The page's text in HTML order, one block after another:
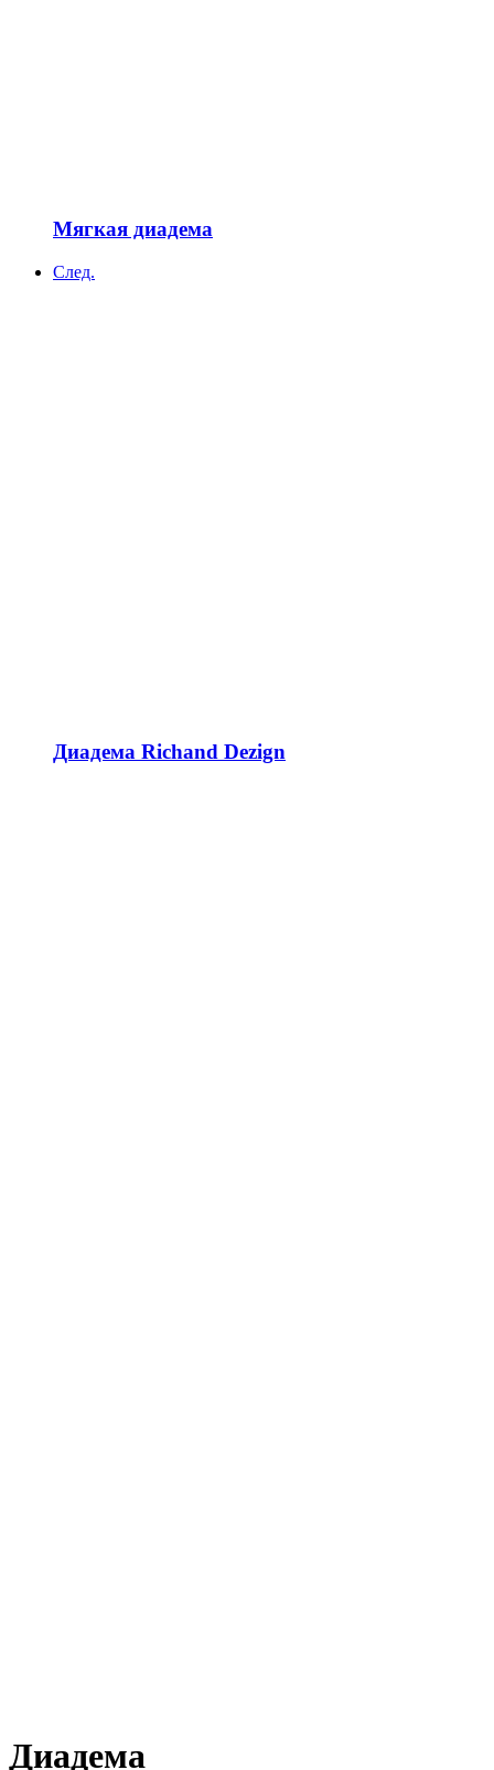
Мягкая диадема
След.
Диадема Richand Dezign
Диадема